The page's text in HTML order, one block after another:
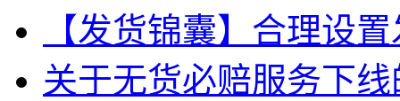
【发货锦囊】合理设
关于无货必赔服务下